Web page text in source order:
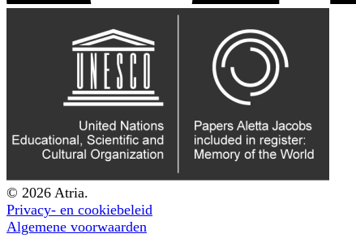
© 2026 Atria.
Privacy- en cookiebeleid
Algemene voorwaarden